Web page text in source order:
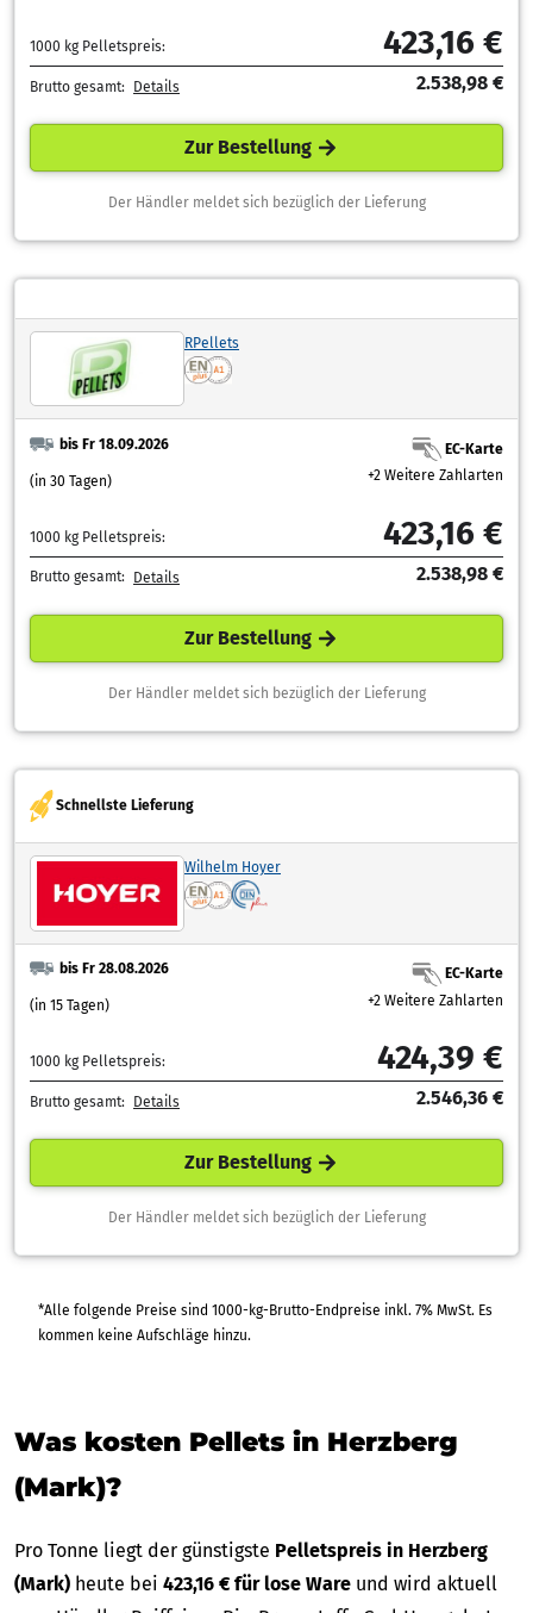
1000 kg Pelletspreis: 423,16 €
Brutto gesamt: Details 2.538,98 €
Zur Bestellung
Der Händler meldet sich bezüglich der Lieferung
RPellets
bis Fr 18.09.2026
(in 30 Tagen)
EC-Karte
+2 Weitere Zahlarten
1000 kg Pelletspreis: 423,16 €
Brutto gesamt: Details 2.538,98 €
Zur Bestellung
Der Händler meldet sich bezüglich der Lieferung
Schnellste Lieferung
Wilhelm Hoyer
bis Fr 28.08.2026
(in 15 Tagen)
EC-Karte
+2 Weitere Zahlarten
1000 kg Pelletspreis: 424,39 €
Brutto gesamt: Details 2.546,36 €
Zur Bestellung
Der Händler meldet sich bezüglich der Lieferung
*Alle folgende Preise sind 1000-kg-Brutto-Endpreise inkl. 7% MwSt. Es
kommen keine Aufschläge hinzu.
Was kosten Pellets in Herzberg
(Mark)?
Pro Tonne liegt der günstigste Pelletspreis in Herzberg
(Mark) heute bei 423,16 € für lose Ware und wird aktuell